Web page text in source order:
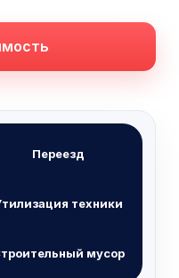
Переезд
техники
мусор